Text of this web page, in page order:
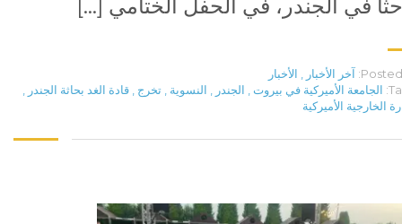
في الجندر، في الحفل الختامي […]
Posted آخر الأخبار
الأخبار
الجامعة الأميركية في بيروت الجندر النسوية تخرج قادة الغد بحاثة الجندر
الخارجية الأميركية